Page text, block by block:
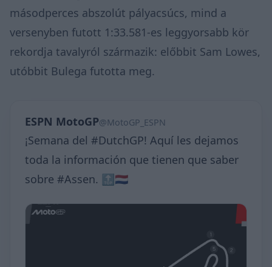
másodperces abszolút pályacsúcs, mind a
versenyben futott 1:33.581-es leggyorsabb kör
rekordja tavalyról származik: előbbit Sam Lowes,
utóbbit Bulega futotta meg.
ESPN MotoGP@MotoGP_ESPN
¡Semana del #DutchGP! Aquí les dejamos
toda la información que tienen que saber
sobre #Assen. 🔝🇳🇱